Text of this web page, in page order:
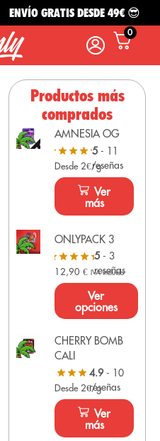
ENVÍO GRATIS DESDE 49€ 😎
0
Productos más
comprados
AMNESIA OG
5- 11
reseñas
Desde 2€/g
Ver
más
ONLYPACK 3
5- 3
reseñas
12,90€ IVA Incluido
Ver
opciones
CHERRY BOMB
CALI
4.9- 10
reseñas
Desde 2€/g
Ver
más